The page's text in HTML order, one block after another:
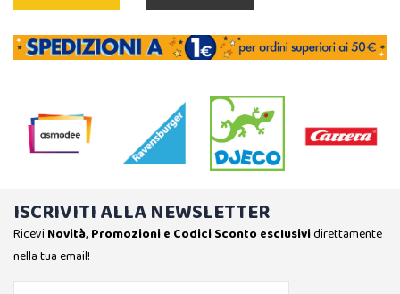
ISCRIVITI ALLA NEWSLETTER
Ricevi Novità, Promozioni e Codici Sconto esclusividirettamente
nella tua email!